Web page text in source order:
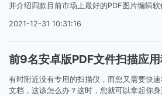
并介绍四款目前市场上最好的PDF图片编辑软
2021-12-31 10:31:16
前9名安卓版PDF文件扫描应
有时附近没有专用的扫描仪，而您又需要快
文档，这该怎么办？这时，您就可以拿起你